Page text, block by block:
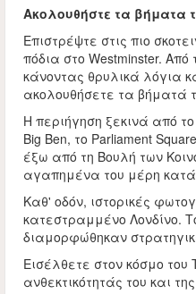
Ακολουθήστε τα βήματα
Επιστρέψτε στις πιο
πόδια στο Westminster.
κάνοντας θρυλικά λόγια
ακολουθήσετε τα βήματά
Η περιήγηση ξεκινά από
Big Ben, το Parliament
έξω από τη Βουλή των
αγαπημένα του μέρη κατά
Καθ' οδόν, ιστορικές
κατεστραμμένο Λονδίνο.
διαμορφώθηκαν
Εισέλθετε στον κόσμο
ανθεκτικότητάς του και